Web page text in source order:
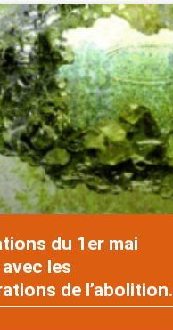
du 1er mai
les
de l’abolition.